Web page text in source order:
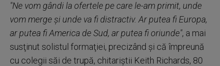
"Ne vom gândi la ofertele pe care le-am primit, unde
vom merge şi unde va fi distractiv. Ar putea fi Europa,
ar putea fi America de Sud, ar putea fi oriunde", a mai
susţinut solistul formaţiei, precizând şi că împreună
cu colegii săi de trupă, chitariştii Keith Richards, 80